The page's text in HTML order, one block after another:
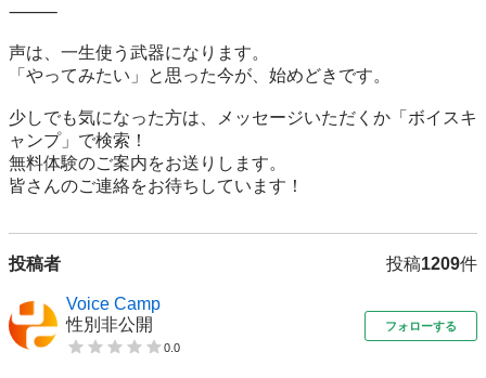
⸻
声は、一生使う武器になります。
「やってみたい」と思った今が、始めどきです。
少しでも気になった方は、メッセージいただくか「ボイスキ
ャンプ」で検索！
無料体験のご案内をお送りします。
投稿者 投稿1209件
Voice Camp
性別非公開
0.0
フォローする